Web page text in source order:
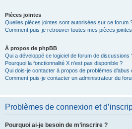
Pièces jointes
Quelles pièces jointes sont autorisées sur ce forum
Comment puis-je retrouver toutes mes pièces
À propos de phpBB
Qui a développé ce logiciel de forum de discussions
Pourquoi la fonctionnalité X n’est pas disponible ?
Qui dois-je contacter à propos de problèmes d’abus
Comment puis-je contacter un administrateur du
Problèmes de connexion et
Pourquoi ai-je besoin de m’inscrire ?